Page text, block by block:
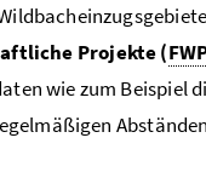
Projekte(
wie zum Beispiel